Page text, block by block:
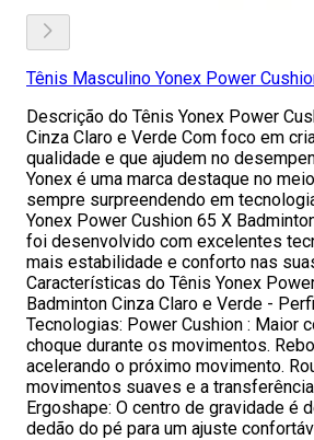
Tênis Masculino Yonex Power
Descrição do Tênis Yonex Power
Cinza Claro e Verde Com foco em
qualidade e que ajudem no
Yonex é uma marca destaque no
sempre surpreendendo em
Yonex Power Cushion 65 X
foi desenvolvido com excelentes
mais estabilidade e conforto nas
Características do Tênis Yonex
Badminton Cinza Claro e Verde -
Tecnologias: Power Cushion : Maior
choque durante os movimentos.
acelerando o próximo movimento.
movimentos suaves e a
Ergoshape: O centro de gravidade é
dedão do pé para um ajuste